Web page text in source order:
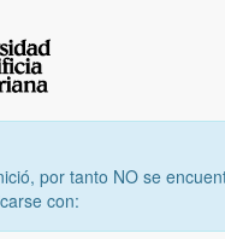
por tanto NO se
con: